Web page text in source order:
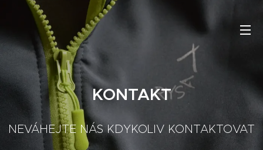
KONTAKT
NEVÁHEJTE NÁS KDYKOLIV KONTAKTOVAT